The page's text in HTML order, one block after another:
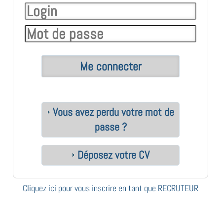
Vous avez perdu votre mot de
passe ?
Déposez votre CV
Cliquez ici pour vous inscrire en tant que RECRUTEUR